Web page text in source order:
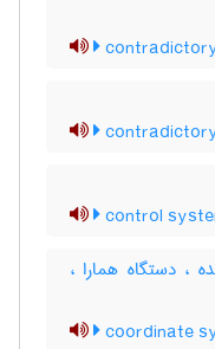
control
، دستگاه همارا ،
coordinate